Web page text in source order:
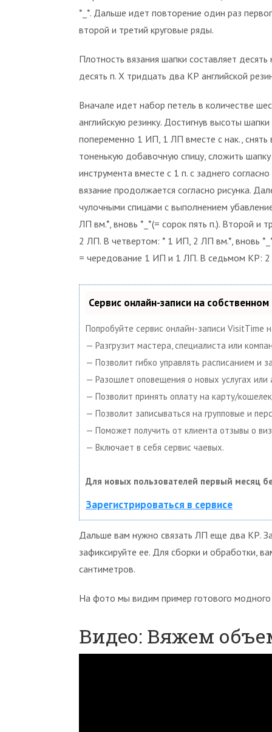
*_*. Дальше идет повторение один раз
второй и третий круговые ряды.
Плотность вязания шапки составляет
десять п. Х тридцать два КР английской
Вначале идет набор петель в количестве
английскую резинку. Достигнув высоты
попеременно 1 ИП, 1 ЛП вместе с нак., снять
тоненькую добавочную спицу, сложить
инструмента вместе с 1 п. с заднего
вязание продолжается согласно рисунка.
чулочными спицами с выполнением
ЛП вм.*, вновь *_*(= сорок пять п.). Второй и
2 ЛП. В четвертом: * 1 ИП, 2 ЛП вм.*, вновь
= чередование 1 ИП и 1 ЛП. В седьмом КР: 2
Сервис онлайн-записи на
Попробуйте сервис онлайн-записи VisitTime
— Разгрузит мастера, специалиста или
— Позволит гибко управлять расписанием и
— Разошлет оповещения о новых услугах или
— Позволит принять оплату на карту/
— Позволит записываться на групповые и
— Поможет получить от клиента отзывы о
— Включает в себя сервис чаевых.
Для новых пользователей первый месяц
Зарегистрироваться в сервисе
Дальше вам нужно связать ЛП еще два КР.
зафиксируйте ее. Для сборки и обработки,
сантиметров.
На фото мы видим пример готового
Видео: Вяжем